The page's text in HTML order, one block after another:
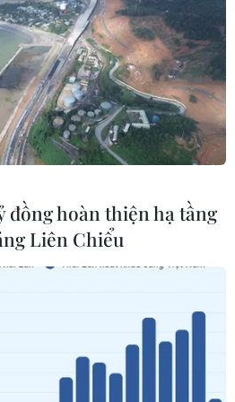
thuốc nổ
hãm tăng
Ukraine
đồng hoàn thiện hạ tầng
Liên Chiểu